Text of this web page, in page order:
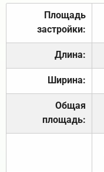
Площадь
застройки:
Длина:
Ширина:
Общая
площадь: